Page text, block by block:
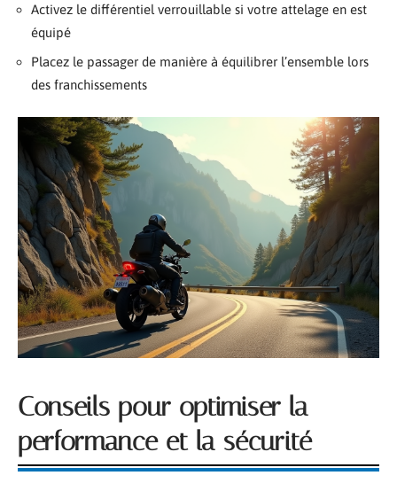
Activez le différentiel verrouillable si votre attelage en est
équipé
Placez le passager de manière à équilibrer l’ensemble lors
des franchissements
Conseils pour optimiser la
performance et la sécurité